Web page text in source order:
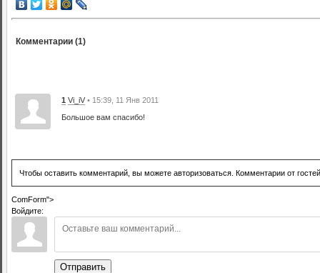
Комментарии (1)
1 Vi_iV • 15:39, 11 Янв 2011
Большое вам спасибо!
Чтобы оставить комментарий, вы можете авторизоваться. Комментарии от
ComForm">
Войдите:
Отправить